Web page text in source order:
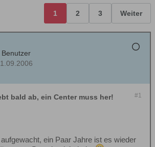
1 2 3 Weiter
#1
bald ab, ein Center muss her!
ein Paar Jahre ist es wieder